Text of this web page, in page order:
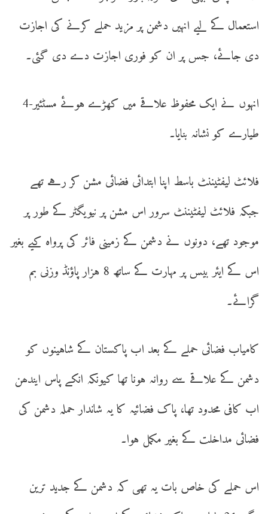
استعمال کے لیے انہیں دشمن پر مزید حملے کرنے کی اجازت
دی جائے، جس پر ان کو فوری اجازت دے دی گئی۔
انہوں نے ایک محفوظ علاقے میں کھڑے ہوئے مسٹئیر-4
طیارے کو نشانہ بنایا۔
فلائٹ لیفٹیننٹ باسط اپنا ابتدائی فضائی مشن کر رہے تھے
جبکہ فلائٹ لیفٹیننٹ سرور اس مشن پر نیویگٹر کے طور پر
موجود تھے، دونوں نے دشمن کے زمینی فائر کی پرواہ کیے بغیر
اس کے ایئر بیس پر مہارت کے ساتھ 8 ہزار پاؤنڈ وزنی بم
گرائے۔
کامیاب فضائی حملے کے بعد اب پاکستان کے شاہینوں کو
دشمن کے علاقے سے روانہ ہونا تھا کیونکہ انکے پاس ایندھن
اب کافی محدود تھا، پاک فضائیہ کا یہ شاندار حملہ دشمن کی
فضائی مداخلت کے بغیر مکمل ہوا۔
اس حملے کی خاص بات یہ تھی کہ دشمن کے جدید ترین